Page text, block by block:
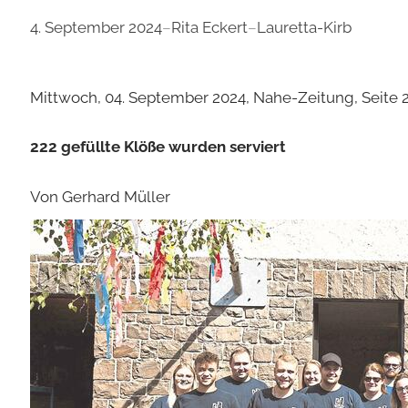
4. September 2024–Rita Eckert–Lauretta-Kirb
Mittwoch, 04. September 2024, Nahe-Zeitung, Seite
222 gefüllte Klöße wurden serviert
Von Gerhard Müller